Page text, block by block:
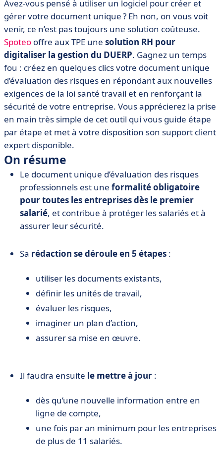
Avez-vous pensé à utiliser un logiciel pour créer et
gérer votre document unique ? Eh non, on vous voit
venir, ce n’est pas toujours une solution coûteuse.
Spoteo offre aux TPE une solution RH pour
digitaliser la gestion du DUERP. Gagnez un temps
fou : créez en quelques clics votre document unique
d’évaluation des risques en répondant aux nouvelles
exigences de la loi santé travail et en renforçant la
sécurité de votre entreprise. Vous apprécierez la prise
en main très simple de cet outil qui vous guide étape
par étape et met à votre disposition son support client
expert disponible.
On résume
Le document unique d’évaluation des risques
professionnels est une formalité obligatoire
pour toutes les entreprises dès le premier
salarié, et contribue à protéger les salariés et à
assurer leur sécurité.
Sa rédaction se déroule en 5 étapes :
utiliser les documents existants,
définir les unités de travail,
évaluer les risques,
imaginer un plan d’action,
assurer sa mise en œuvre.
Il faudra ensuite le mettre à jour :
dès qu’une nouvelle information entre en
ligne de compte,
une fois par an minimum pour les entreprises
de plus de 11 salariés.